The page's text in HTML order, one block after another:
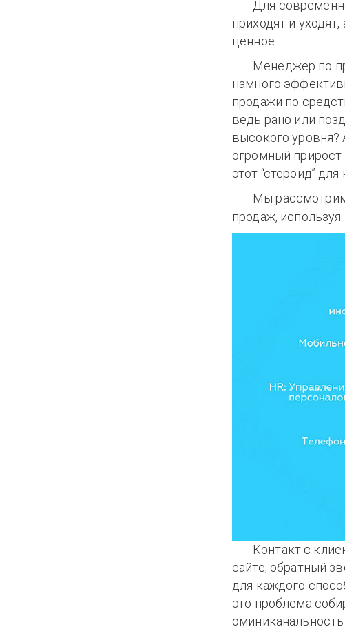
Для
приходят и
ценное.
Менеджер по
намного
продажи по
ведь рано или
высокого
огромный прирост
этот “стероид”
Мы
продаж, используя
Контакт с
сайте, обратный
для каждого
это проблема
оминиканальность